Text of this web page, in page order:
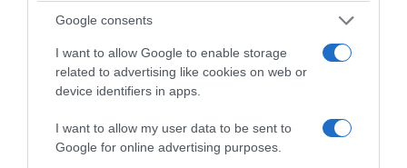
Google consents
I want to allow Google to enable storage
related to advertising like cookies on web or
device identifiers in apps.
I want to allow my user data to be sent to
Google for online advertising purposes.
προϋποθέσεις, η δυνατότητα υπαγωγής σε
ρύθμιση, ληξιπρόθεσμων οφειλών
φορολογικών αποθηκών έτοιμων προς
αλκοολούχων ποτών, οι οποίες έχουν
καταστεί ληξιπρόθεσμες μέχρι και τις